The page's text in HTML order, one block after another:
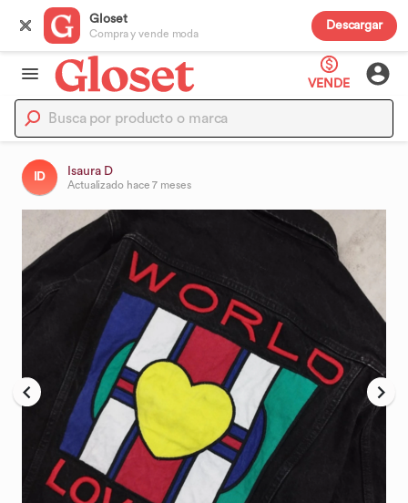
Gloset
Compra y vende moda
Descargar
VENDE
ID Isaura D
Actualizado hace 7 meses